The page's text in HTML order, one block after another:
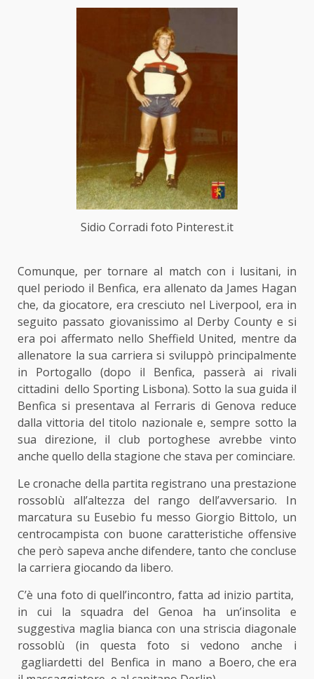
Sidio Corradi foto Pinterest.it
Comunque, per tornare al match con i lusitani, in
quel periodo il Benfica, era allenato da James Hagan
che, da giocatore, era cresciuto nel Liverpool, era in
seguito passato giovanissimo al Derby County e si
era poi affermato nello Sheffield United, mentre da
allenatore la sua carriera si sviluppò principalmente
in Portogallo (dopo il Benfica, passerà ai rivali
cittadini dello Sporting Lisbona). Sotto la sua guida il
Benfica si presentava al Ferraris di Genova reduce
dalla vittoria del titolo nazionale e, sempre sotto la
sua direzione, il club portoghese avrebbe vinto
anche quello della stagione che stava per cominciare.
Le cronache della partita registrano una prestazione
rossoblù all’altezza del rango dell’avversario. In
marcatura su Eusebio fu messo Giorgio Bittolo, un
centrocampista con buone caratteristiche offensive
che però sapeva anche difendere, tanto che concluse
la carriera giocando da libero.
C’è una foto di quell’incontro, fatta ad inizio partita,
in cui la squadra del Genoa ha un’insolita e
suggestiva maglia bianca con una striscia diagonale
rossoblù (in questa foto si vedono anche i
gagliardetti del Benfica in mano a Boero, che era